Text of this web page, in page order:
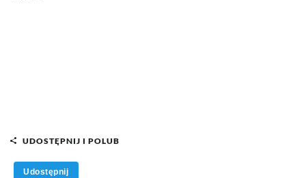
UDOSTĘPNIJ I POLUB
Udostępnij